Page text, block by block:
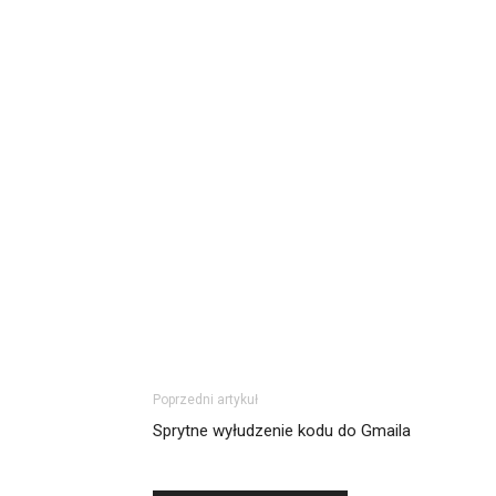
Poprzedni artykuł
Sprytne wyłudzenie kodu do Gmaila